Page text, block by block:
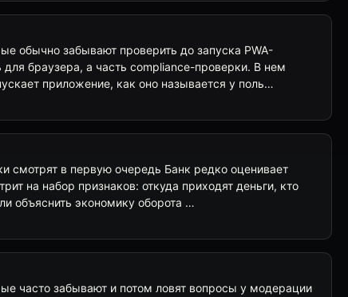
обычно забывают проверить до запуска PWA-
браузера, а часть compliance-проверки. В нем
приложение, как оно называется у поль…
смотрят в первую очередь Банк редко оценивает
на набор признаков: откуда приходят деньги, кто
объяснить экономику оборота …
часто забывают и потом ловят вопросы у модерации